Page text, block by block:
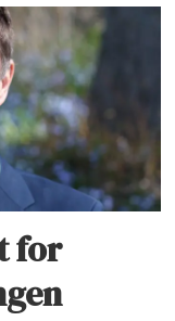
for